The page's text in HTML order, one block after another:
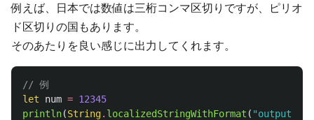
例えば、日本では数値は三桁コンマ区切りですが、ピリオ
ド区切りの国もあります。
そのあたりを良い感じに出力してくれます。
// 例
let
num = 12345
println(String. localizedStringWithFormat ( "output: